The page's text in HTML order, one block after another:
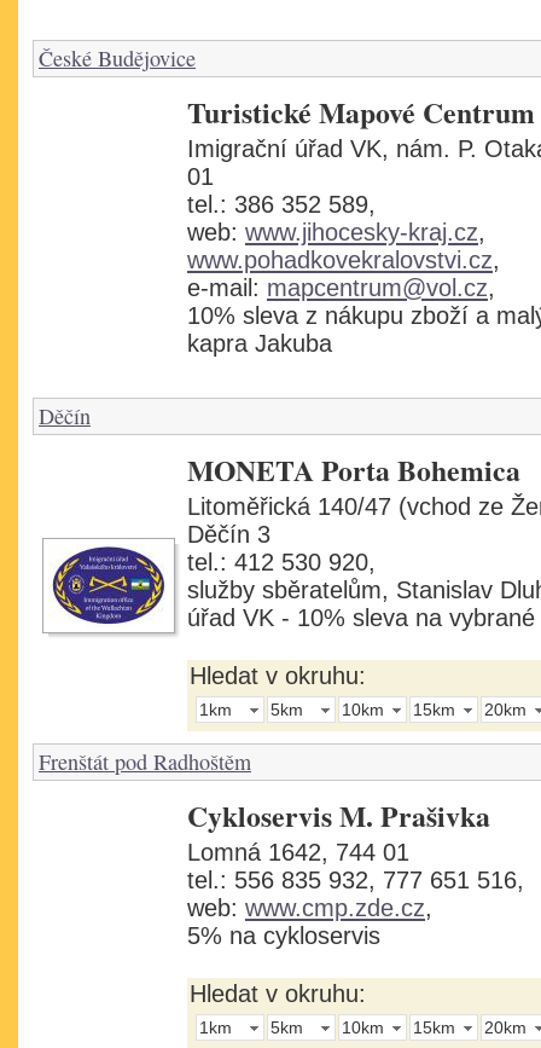
České Budějovice
Turistické Mapové
Imigrační úřad VK, nám. P.
01
tel.: 386 352 589,
web: www.jihocesky-kraj.cz,
www.pohadkovekralovstvi.cz,
e-mail: mapcentrum@vol.cz,
10% sleva z nákupu zboží a
kapra Jakuba
Děčín
MONETA Porta Bohemica
Litoměřická 140/47 (vchod ze
Děčín 3
tel.: 412 530 920,
služby sběratelům, Stanislav
úřad VK - 10% sleva na
Hledat v okruhu:
1km 5km 10km 15km 20km
Frenštát pod Radhoštěm
Cykloservis M. Prašivka
Lomná 1642, 744 01
tel.: 556 835 932, 777 651 516,
web: www.cmp.zde.cz,
5% na cykloservis
Hledat v okruhu:
1km 5km 10km 15km 20km